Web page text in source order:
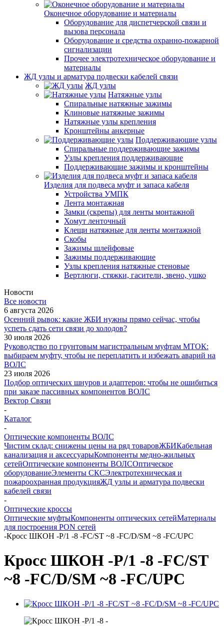
Оконечное оборудование и материалы
Оборудование для диспетчерской связи и
вызова персонала
Оборудование и средства охранно-пожарной
сигнализации
Прочее электротехническое оборудование и
материалы
ЖД узлы и арматура подвески кабелей связи
ЖД узлы
Натяжные узлы
Спиральные натяжные зажимы
Клиновые натяжные зажимы
Натяжные узлы крепления
Кронштейны анкерные
Поддерживающие узлы
Спиральные поддерживающие зажимы
Узлы крепления поддерживающие
Поддерживающие зажимы и кронштейны
Изделия для подвеса муфт и запаса кабеля
Устройства УМПК
Лента монтажная
Замки (скрепы) для ленты монтажной
Хомут ленточный
Клещи натяжные для ленты монтажной
Скобы
Зажимы шлейфовые
Зажимы поддерживающие
Узлы крепления натяжные стеновые
Вертлюги, стяжки, гасители, звено, ушко
Новости
Все новости
6 августа 2026
Осенний рывок: какие ЖБИ нужны прямо сейчас, чтобы
успеть сдать сети связи до холодов?
30 июля 2026
Руководство по грунтовым магистральным муфтам МТОК:
выбираем муфту, чтобы не переплатить и избежать аварий на
ВОЛС
23 июля 2026
Подбор оптических шнуров и адаптеров: чтобы не ошибиться
при заказе пассивных компонентов ВОЛС
Вектор Связи
-
Каталог
-
Оптические компоненты ВОЛС
Чистим склад: снижены цены на ряд товаровЖБИКабельная
канализация и аксессуарыКомпоненты медно-жильных
сетейОптические компоненты ВОЛСОптическое
оборудованиеЭлементы СКСЭлектротехническая и
пожароохранная продукцияЖД узлы и арматура подвески
кабелей связи
-
Оптические кроссы
Оптические муфтыКомпоненты оптических сетейМатериалы
для построения PON сетей
-Кросс ШКОН -Р/1 -8 -FC/ST ~8 -FC/D/SM ~8 -FC/UPC
Кросс ШКОН -Р/1 -8 -FC/ST
~8 -FC/D/SM ~8 -FC/UPC